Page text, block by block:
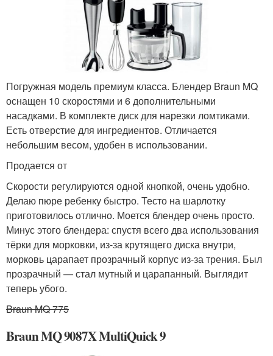
Погружная модель премиум класса. Блендер Braun MQ
оснащен 10 скоростями и 6 дополнительными
насадками. В комплекте диск для нарезки ломтиками.
Есть отверстие для ингредиентов. Отличается
небольшим весом, удобен в использовании.
Продается от
Скорости регулируются одной кнопкой, очень удобно.
Делаю пюре ребенку быстро. Тесто на шарлотку
приготовилось отлично. Моется блендер очень просто.
Минус этого блендера: спустя всего два использования
тёрки для морковки, из-за крутящего диска внутри,
морковь царапает прозрачный корпус из-за трения. Был
прозрачный — стал мутный и царапанный. Выглядит
теперь убого.
Braun MQ 775
Braun MQ 9087X MultiQuick 9